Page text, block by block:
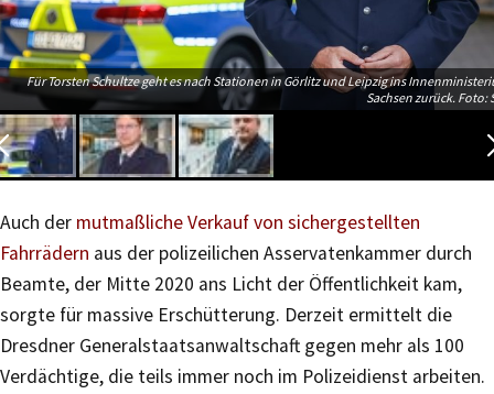
Für Torsten Schultze geht es nach Stationen in Görlitz und Leipzig ins
Sachsen zurück. Foto:
Auch der mutmaßliche Verkauf von sichergestellten
Fahrrädern aus der polizeilichen Asservatenkammer durch
Beamte, der Mitte 2020 ans Licht der Öffentlichkeit kam,
sorgte für massive Erschütterung. Derzeit ermittelt die
Dresdner Generalstaatsanwaltschaft gegen mehr als 100
Verdächtige, die teils immer noch im Polizeidienst arbeiten.